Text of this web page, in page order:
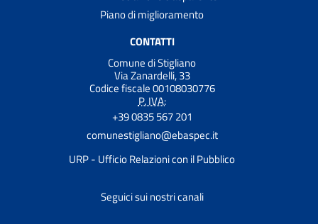
Piano di miglioramento
CONTATTI
Comune di Stigliano
Via Zanardelli, 33
Codice fiscale 00108030776
P. IVA:
+39 0835 567 201
comunestigliano@ebaspec.it
URP - Ufficio Relazioni con il Pubblico
Seguici sui nostri canali